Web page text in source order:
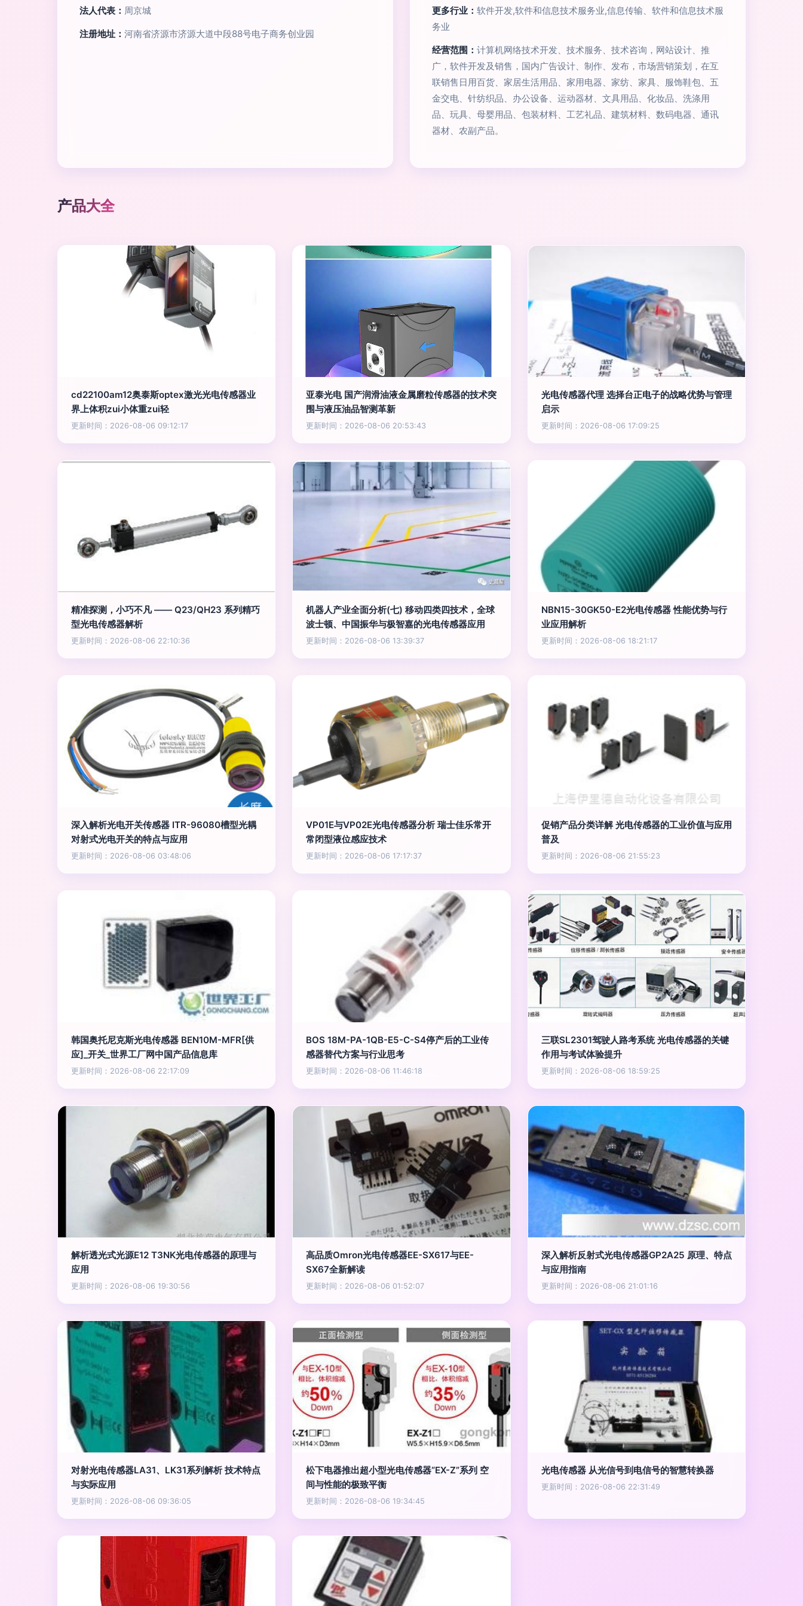
法人代表： 周京城
注册地址： 河南省济源市济源大道中段88号电子商务创业园
更多行业： 软件开发,软件和信息技术服务业,信息传输、软件和信息技术服
务业
经营范围： 计算机网络技术开发、技术服务、技术咨询，网站设计、推
广，软件开发及销售，国内广告设计、制作、发布，市场营销策划，在互
联销售日用百货、家居生活用品、家用电器、家纺、家具、服饰鞋包、五
金交电、针纺织品、办公设备、运动器材、文具用品、化妆品、洗涤用
品、玩具、母婴用品、包装材料、工艺礼品、建筑材料、数码电器、通讯
器材、农副产品。
产品大全
cd22100am12奥泰斯optex激光光电传感器业
界上体积zui小体重zui轻
更新时间：2026-08-06 09:12:17
亚泰光电 国产润滑油液金属磨粒传感器的技术突
围与液压油品智测革新
更新时间：2026-08-06 20:53:43
光电传感器代理 选择台正电子的战略优势与管理
启示
更新时间：2026-08-06 17:09:25
精准探测，小巧不凡 —— Q23/QH23 系列精巧
型光电传感器解析
更新时间：2026-08-06 22:10:36
机器人产业全面分析(七) 移动四类四技术，全球
波士顿、中国振华与极智嘉的光电传感器应用
更新时间：2026-08-06 13:39:37
NBN15-30GK50-E2光电传感器 性能优势与行
业应用解析
更新时间：2026-08-06 18:21:17
深入解析光电开关传感器 ITR-96080槽型光耦
对射式光电开关的特点与应用
更新时间：2026-08-06 03:48:06
VP01E与VP02E光电传感器分析 瑞士佳乐常开
常闭型液位感应技术
更新时间：2026-08-06 17:17:37
促销产品分类详解 光电传感器的工业价值与应用
普及
更新时间：2026-08-06 21:55:23
韩国奥托尼克斯光电传感器 BEN10M-MFR[供
应]_开关_世界工厂网中国产品信息库
更新时间：2026-08-06 22:17:09
BOS 18M-PA-1QB-E5-C-S4停产后的工业传
感器替代方案与行业思考
更新时间：2026-08-06 11:46:18
三联SL2301驾驶人路考系统 光电传感器的关键
作用与考试体验提升
更新时间：2026-08-06 18:59:25
解析透光式光源E12 T3NK光电传感器的原理与
应用
更新时间：2026-08-06 19:30:56
高品质Omron光电传感器EE-SX617与EE-
SX67全新解读
更新时间：2026-08-06 01:52:07
深入解析反射式光电传感器GP2A25 原理、特点
与应用指南
更新时间：2026-08-06 21:01:16
对射光电传感器LA31、LK31系列解析 技术特点
与实际应用
更新时间：2026-08-06 09:36:05
松下电器推出超小型光电传感器“EX-Z”系列 空
间与性能的极致平衡
更新时间：2026-08-06 19:34:45
光电传感器 从光信号到电信号的智慧转换器
更新时间：2026-08-06 22:31:49